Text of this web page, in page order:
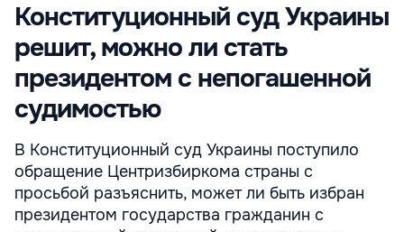
Конституционный суд Украины
решит, можно ли стать
президентом с непогашенной
судимостью
В Конституционный суд Украины поступило
обращение Центризбиркома страны с
просьбой разъяснить, может ли быть избран
президентом государства гражданин с